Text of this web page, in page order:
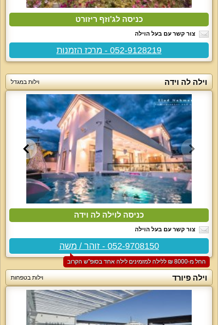
כניסה לג'וזף ריזורט
צור קשר עם בעל הוילה
052-9128219 - מרכז הזמנות
וילה לה וידה וילות במגדל
כניסה לוילה לה וידה
צור קשר עם בעל הוילה
052-9708150 - זוהר / משה
החל מ-‏8000 ₪ ללילה למזמינים לילה אחד בסופ"ש הקרוב
וילה פיורד וילות בטפחות